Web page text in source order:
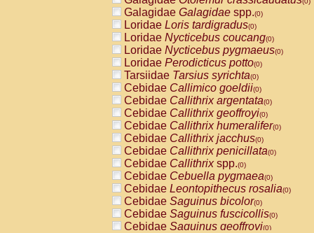
Galagidae Galagidae spp.(0)
Loridae Loris tardigradus(0)
Loridae Nycticebus coucang(0)
Loridae Nycticebus pygmaeus(0)
Loridae Perodicticus potto(0)
Tarsiidae Tarsius syrichta(0)
Cebidae Callimico goeldii(0)
Cebidae Callithrix argentata(0)
Cebidae Callithrix geoffroyi(0)
Cebidae Callithrix humeralifer(0)
Cebidae Callithrix jacchus(0)
Cebidae Callithrix penicillata(0)
Cebidae Callithrixspp.(0)
Cebidae Cebuella pygmaea(0)
Cebidae Leontopithecus rosalia(0)
Cebidae Saguinus bicolor(0)
Cebidae Saguinus fuscicollis(0)
Cebidae Saguinus geoffroyi(0)